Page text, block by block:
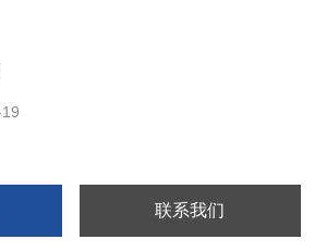
联系我们